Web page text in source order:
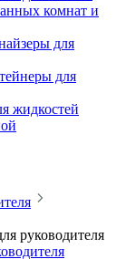
комнат и
для
для
жидкостей
руководителя